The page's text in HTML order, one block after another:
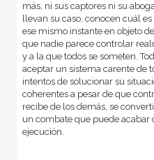
más, ni sus captores ni su
llevan su caso, conocen cuál
ese mismo instante en objeto
que nadie parece controlar
y a la que todos se someten.
aceptar un sistema carente de
intentos de solucionar su
coherentes a pesar de que
recibe de los demás, se
un combate que puede acabar
ejecución.